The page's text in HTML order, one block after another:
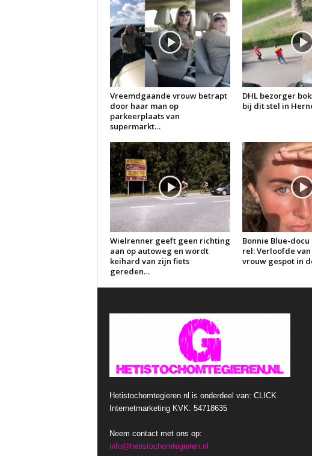
Vreemdgaande vrouw betrapt
door haar man op
parkeerplaats van
supermarkt…
DHL bezorger
bij dit stel in
Wielrenner geeft geen richting
aan op autoweg en wordt
keihard van zijn fiets
gereden…
Bonnie Blue-
rel: Verloofde
vrouw gespot in
Hetistochomtegieren.nl is onderdeel van: CLICK
Internetmarketing KVK: 54718635
Neem contact met ons op:
info@hetistochomtegieren.nl